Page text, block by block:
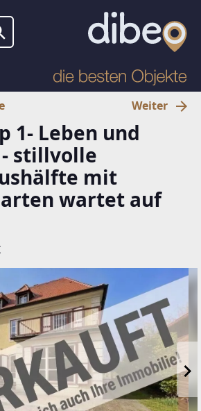
Weiter
1- Leben und
stillvolle
mit
wartet auf